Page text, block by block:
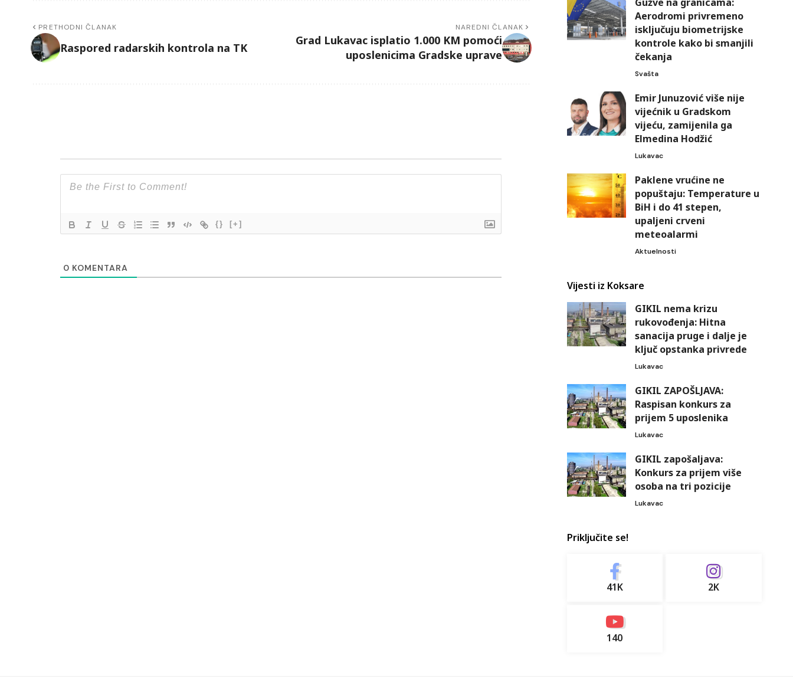
PRETHODNI ČLANAK
Raspored radarskih kontrola na TK
NAREDNI ČLANAK
Grad Lukavac isplatio 1.000 KM pomoći
uposlenicima Gradske uprave
{} [+]
0 KOMENTARA
Aerodromi privremeno
isključuju biometrijske
kontrole kako bi smanjili
čekanja
Svašta
Emir Junuzović više nije
vijećnik u Gradskom
vijeću, zamijenila ga
Elmedina Hodžić
Lukavac
Paklene vrućine ne
popuštaju: Temperature u
BiH i do 41 stepen,
upaljeni crveni
meteoalarmi
Aktuelnosti
Vijesti iz Koksare
GIKIL nema krizu
rukovođenja: Hitna
sanacija pruge i dalje je
ključ opstanka privrede
Lukavac
GIKIL ZAPOŠLJAVA:
Raspisan konkurs za
prijem 5 uposlenika
Lukavac
GIKIL zapošaljava:
Konkurs za prijem više
osoba na tri pozicije
Lukavac
Priključite se!
41K 2K
140